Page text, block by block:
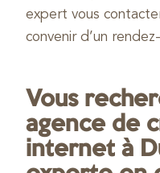
expert vous
convenir d’un
Vous
agence de
internet à